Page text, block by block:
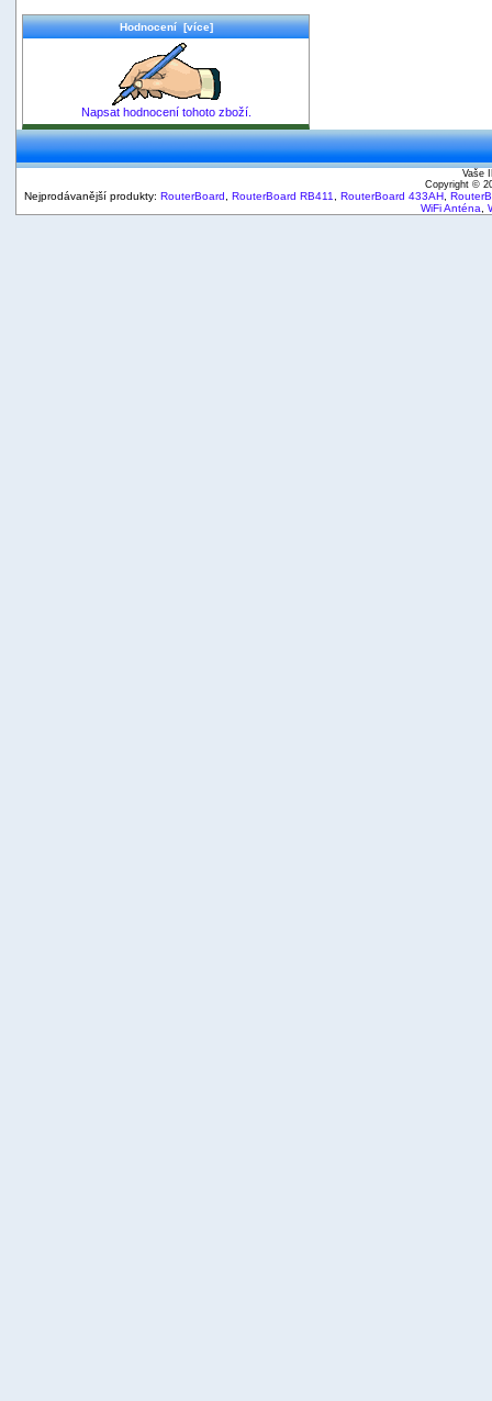
Hodnocení [více]
Napsat hodnocení tohoto zboží.
Vaše
Copyright ©
Nejprodávanější produkty: RouterBoard RouterBoard RB411 RouterBoard 433AH
WiFi Anténa